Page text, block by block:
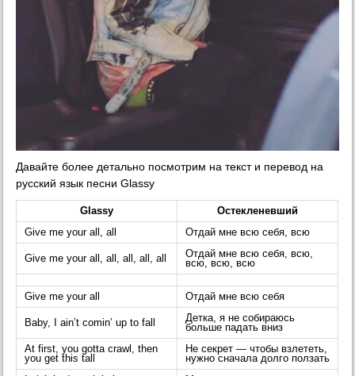
Давайте более детально посмотрим на текст и перевод на
русский язык песни Glassy
Glassy
Остекленевший
Give me your all, all
Отдай мне всю себя, всю
Give me your all, all, all, all, all
Отдай мне всю себя, всю,
всю, всю, всю
Give me your all Отдай мне всю себя
Baby, I ain’t comin’ up to fall
Детка, я не собираюсь
больше падать вниз
At first, you gotta crawl, then
you get this tall
Не секрет — чтобы взлететь,
нужно сначала долго ползать